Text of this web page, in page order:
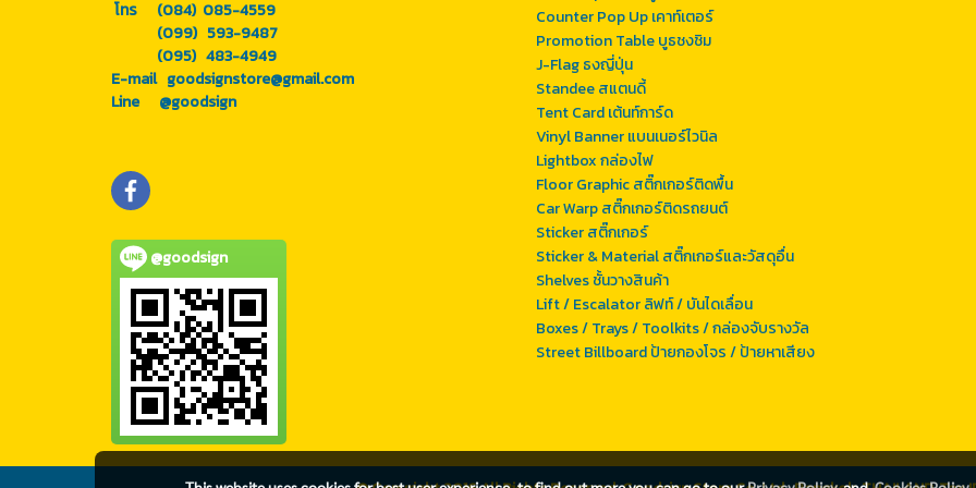
โทร (084) 085-4559
(099) 593-9487
(095) 483-4949
E-mail goodsignstore@gmail.com
Line @goodsign
@goodsign
Counter Pop Up เคาท์เตอร์
Promotion Table บูธชงชิม
J-Flag ธงญี่ปุ่น
Standee สแตนดี้
Tent Card เต้นท์การ์ด
Vinyl Banner แบนเนอร์ไวนิล
Lightbox กล่องไฟ
Floor Graphic สติ๊กเกอร์ติดพื้น
Car Warp สติ๊กเกอร์ติดรถยนต์
Sticker สติ๊กเกอร์
Sticker & Material สติ๊กเกอร์และวัสดุอื่น
Shelves ชั้นวางสินค้า
Lift / Escalator ลิฟท์ / บันไดเลื่อน
Boxes / Trays / Toolkits / กล่องจับรางวัล
Street Billboard ป้ายกองโจร / ป้ายหาเสียง